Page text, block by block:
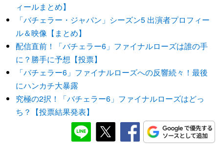
ィールまとめ】
「バチェラー・ジャパン」シーズン5 出演者プロフィー
ル＆映像【まとめ】
配信直前！「バチェラー6」ファイナルローズは誰の手
に？勝手に予想【投票】
「バチェラー6」ファイナルローズへの反響続々！最後
にハンカチ大暴露
究極の2択！「バチェラー6」ファイナルローズはどっ
ち？【投票結果発表】